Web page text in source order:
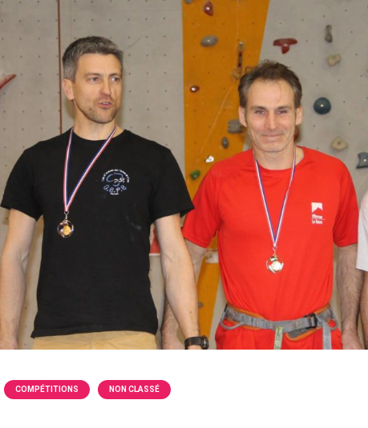
COMPÉTITIONS NON CLASSÉ